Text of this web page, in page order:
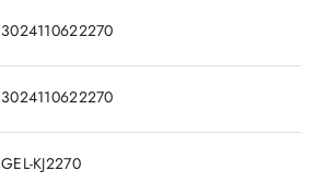
3024110622270
3024110622270
GEL-KJ2270